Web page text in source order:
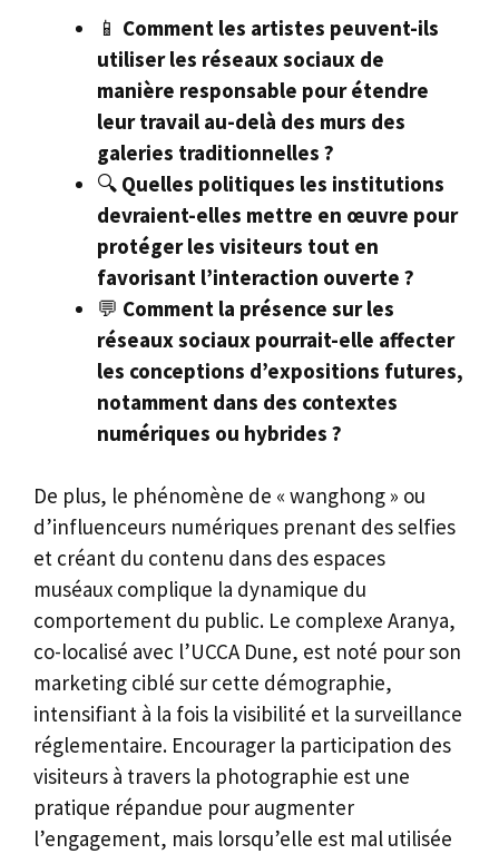
📱 Comment les artistes peuvent-ils
utiliser les réseaux sociaux de
manière responsable pour étendre
leur travail au-delà des murs des
galeries traditionnelles ?
🔍 Quelles politiques les institutions
devraient-elles mettre en œuvre pour
protéger les visiteurs tout en
favorisant l’interaction ouverte ?
💬 Comment la présence sur les
réseaux sociaux pourrait-elle affecter
les conceptions d’expositions futures,
notamment dans des contextes
numériques ou hybrides ?
De plus, le phénomène de « wanghong » ou
d’influenceurs numériques prenant des selfies
et créant du contenu dans des espaces
muséaux complique la dynamique du
comportement du public. Le complexe Aranya,
co-localisé avec l’UCCA Dune, est noté pour son
marketing ciblé sur cette démographie,
intensifiant à la fois la visibilité et la surveillance
réglementaire. Encourager la participation des
visiteurs à travers la photographie est une
pratique répandue pour augmenter
l’engagement, mais lorsqu’elle est mal utilisée